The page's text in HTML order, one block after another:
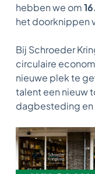
hebben we om
het doorknippen
Bij Schroeder
circulaire
nieuwe plek te
talent een nieuw
dagbesteding en